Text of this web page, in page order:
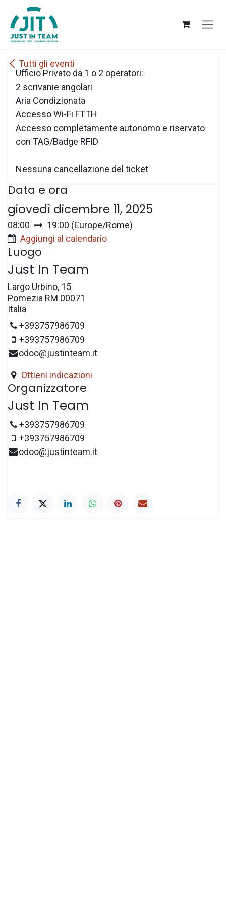
Passa al contenuto
Tutti gli eventi
Ufficio Privato da 1 o 2 operatori:
2 scrivanie angolari
Aria Condizionata
Accesso Wi-Fi FTTH
Accesso completamente autonomo e riservato
con TAG/Badge RFID
Nessuna cancellazione del ticket
Data e ora
giovedì dicembre 11, 2025
08:00 19:00 (Europe/Rome)
Aggiungi al calendario
Luogo
Just In Team
Largo Urbino, 15
Pomezia RM 00071
Italia
+393757986709
+393757986709
odoo@justinteam.it
Ottieni indicazioni
Organizzatore
Just In Team
+393757986709
+393757986709
odoo@justinteam.it